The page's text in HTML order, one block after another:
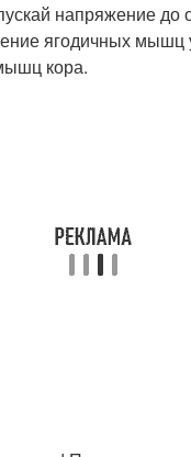
напряжение до
ягодичных мышц
кора.